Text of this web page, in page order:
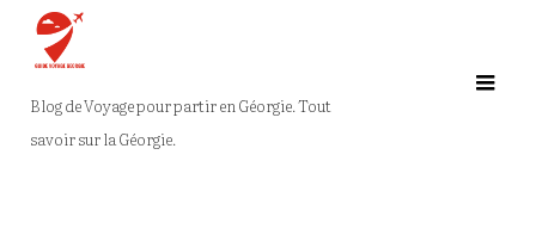
inhoudBlog de Voyage pour partir en Géorgie. Tout
savoir sur la Géorgie.